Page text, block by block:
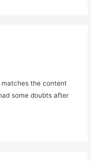
matches the content
some doubts after